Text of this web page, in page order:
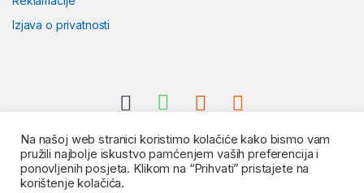
Izjava o privatnosti
Na našoj web stranici koristimo kolačiće kako bismo vam
pružili najbolje iskustvo pamćenjem vaših preferencija i
ponovljenih posjeta. Klikom na “Prihvati” pristajete na
korištenje kolačića.